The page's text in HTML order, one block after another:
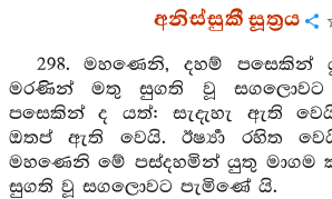
අනිස්සුකී සූත්‍රය
298. මහණෙනි, දහම් පසෙකින්
මරණින් මතු සුගති වූ සගලොවට
පසෙකින් ද යත්: සැදැහැ ඇති
ඔතප් ඇති වෙයි. ඊර්‍ෂ්‍යා රහිත
මහණෙනි මේ පස්දහමින් යුතු මාගම
සුගති වූ සගලොවට පැමිණේ යි.